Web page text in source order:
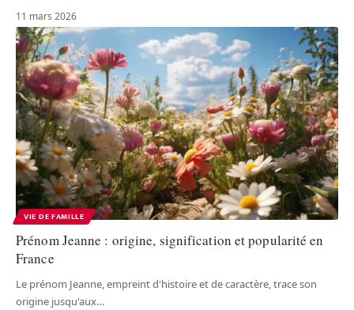
11 mars 2026
VIE DE FAMILLE
Prénom Jeanne : origine, signification et popularité en
France
Le prénom Jeanne, empreint d'histoire et de caractère, trace son
origine jusqu'aux…